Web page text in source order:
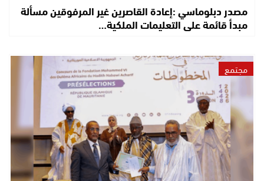
مصدر دبلوماسي :إعادة القاصرين غير المرفوقين مسألة
مبدأ قائمة على التعليمات الملكية…
مجتمع